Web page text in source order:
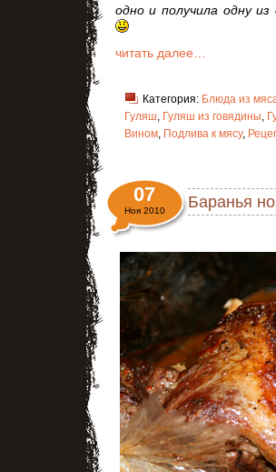
одно и получила одну
читать далее…
Категория: Блюда из
Гуляш, Гуляш из говядины,
Вином, Подлива к мясу,
Баранья
07
Ноя 2010